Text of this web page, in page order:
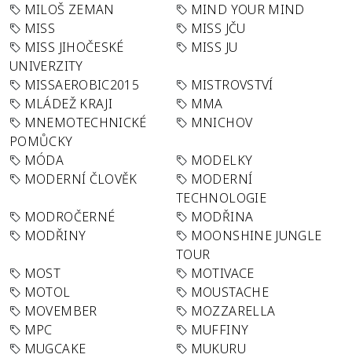
MILOŠ ZEMAN
MIND YOUR MIND
MISS
MISS JČU
MISS JIHOČESKÉ
UNIVERZITY
MISS JU
MISSAEROBIC2015
MISTROVSTVÍ
MLÁDEŽ KRAJI
MMA
MNEMOTECHNICKÉ
POMŮCKY
MNICHOV
MÓDA
MODELKY
MODERNÍ ČLOVĚK
MODERNÍ
TECHNOLOGIE
MODROČERNÉ
MODŘINA
MODŘINY
MOONSHINE JUNGLE
TOUR
MOST
MOTIVACE
MOTOL
MOUSTACHE
MOVEMBER
MOZZARELLA
MPC
MUFFINY
MUGCAKE
MUKURU